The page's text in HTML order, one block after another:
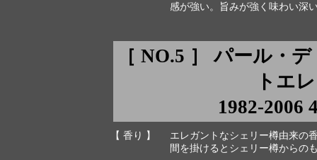
感が強い。旨みが強く味わい深
［ NO.5 ］ パール・
トエ
1982-2006
【 香り 】
エレガントなシェリー樽由来の
間を掛けるとシェリー樽からの